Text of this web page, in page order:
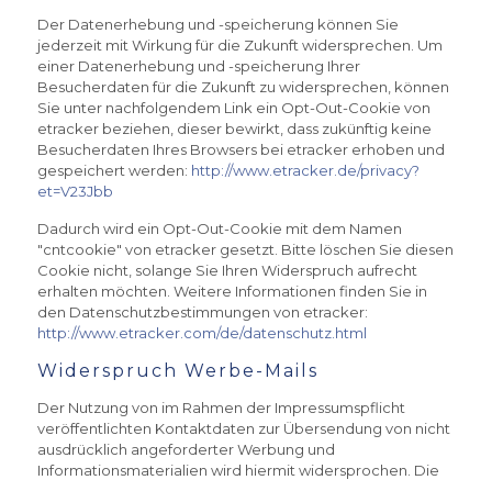
Der Datenerhebung und -speicherung können Sie
jederzeit mit Wirkung für die Zukunft widersprechen. Um
einer Datenerhebung und -speicherung Ihrer
Besucherdaten für die Zukunft zu widersprechen, können
Sie unter nachfolgendem Link ein Opt-Out-Cookie von
etracker beziehen, dieser bewirkt, dass zukünftig keine
Besucherdaten Ihres Browsers bei etracker erhoben und
gespeichert werden: http://www.etracker.de/privacy?
et=V23Jbb
Dadurch wird ein Opt-Out-Cookie mit dem Namen
"cntcookie" von etracker gesetzt. Bitte löschen Sie diesen
Cookie nicht, solange Sie Ihren Widerspruch aufrecht
erhalten möchten. Weitere Informationen finden Sie in
den Datenschutzbestimmungen von etracker:
http://www.etracker.com/de/datenschutz.html
Widerspruch Werbe-Mails
Der Nutzung von im Rahmen der Impressumspflicht
veröffentlichten Kontaktdaten zur Übersendung von nicht
ausdrücklich angeforderter Werbung und
Informationsmaterialien wird hiermit widersprochen. Die